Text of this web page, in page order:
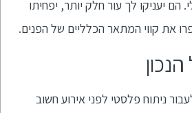
הם יעניקו לך עור חלק יותר, יפחיתו
את קווי המתאר הכלליים של הפנים.
ניתוח פלסטי לפני אירוע חשוב